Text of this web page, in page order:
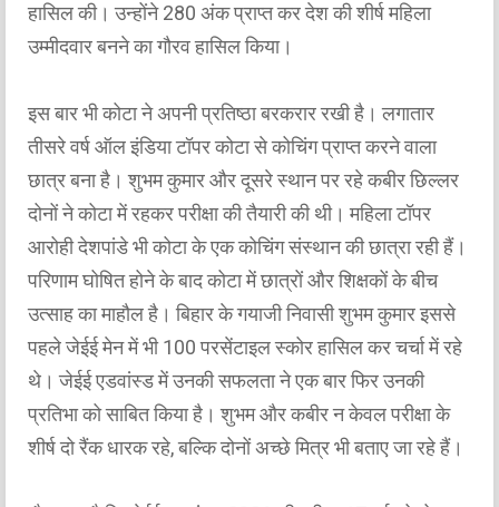
हासिल की। उन्होंने 280 अंक प्राप्त कर देश की शीर्ष महिला
उम्मीदवार बनने का गौरव हासिल किया।
इस बार भी कोटा ने अपनी प्रतिष्ठा बरकरार रखी है। लगातार
तीसरे वर्ष ऑल इंडिया टॉपर कोटा से कोचिंग प्राप्त करने वाला
छात्र बना है। शुभम कुमार और दूसरे स्थान पर रहे कबीर छिल्लर
दोनों ने कोटा में रहकर परीक्षा की तैयारी की थी। महिला टॉपर
आरोही देशपांडे भी कोटा के एक कोचिंग संस्थान की छात्रा रही हैं।
परिणाम घोषित होने के बाद कोटा में छात्रों और शिक्षकों के बीच
उत्साह का माहौल है। बिहार के गयाजी निवासी शुभम कुमार इससे
पहले जेईई मेन में भी 100 परसेंटाइल स्कोर हासिल कर चर्चा में रहे
थे। जेईई एडवांस्ड में उनकी सफलता ने एक बार फिर उनकी
प्रतिभा को साबित किया है। शुभम और कबीर न केवल परीक्षा के
शीर्ष दो रैंक धारक रहे, बल्कि दोनों अच्छे मित्र भी बताए जा रहे हैं।